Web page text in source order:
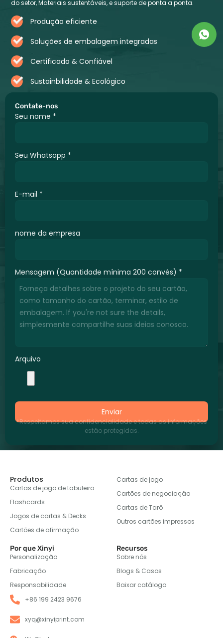
Contate-nos
Seu nome *
Seu Whatsapp *
E-mail *
nome da empresa
Mensagem (Quantidade mínima 200 convés) *
Arquivo
Enviar
*Respeitamos sua confidencialidade e todas as informações
estão protegidas.
do setor, Materiais sustentáveis, e suporte de ponta a ponta.
Produção eficiente
Soluções de embalagem integradas
Certificado & Confiável
Sustainbilidade & Ecológico
Produtos
Cartas de jogo de tabuleiro
Flashcards
Jogos de cartas & Decks
Cartões de afirmação
Cartas de jogo
Cartões de negociação
Cartas de Tarô
Outros cartões impressos
Por que Xinyi
Personalização
Fabricação
Responsabilidade
Recursos
Sobre nós
Blogs & Casos
Baixar catálogo
+86 199 2423 9676
xyq@xinyiprint.com